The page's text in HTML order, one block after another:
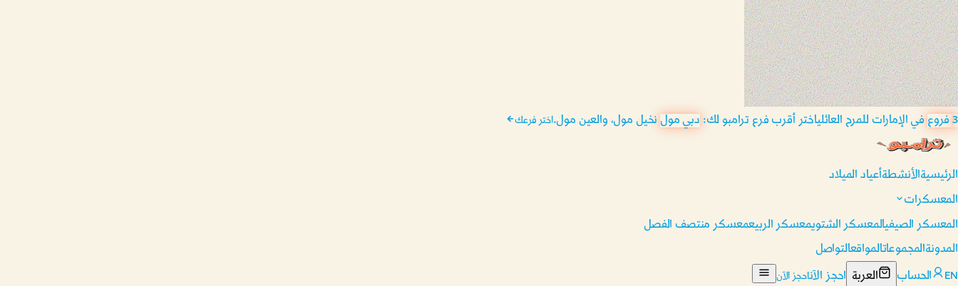
3 فروع في الإمارات للمرح العائلياختر أقرب فرع ترامبو لك: دبي مول نخيل مول، والعين مول.اختر فرعك
الرئيسيةالأنشطةأعياد الميلاد
المعسكرات
المعسكر الصيفيالمعسكر الشتويمعسكر الربيعمعسكر منتصف الفصل
المدونةالمجموعاتالمواقعالتواصل
EN
الحساب العربة احجز الآناحجز الآن